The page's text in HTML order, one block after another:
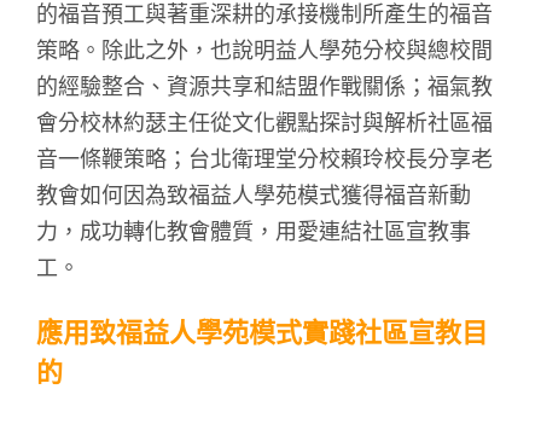
的福音預工與著重深耕的承接機制所產生的福音
策略。除此之外，也說明益人學苑分校與總校間
的經驗整合、資源共享和結盟作戰關係；福氣教
會分校林約瑟主任從文化觀點探討與解析社區福
音一條鞭策略；台北衛理堂分校賴玲校長分享老
教會如何因為致福益人學苑模式獲得福音新動
力，成功轉化教會體質，用愛連結社區宣教事
工。
應用致福益人學苑模式實踐社區宣教目
的